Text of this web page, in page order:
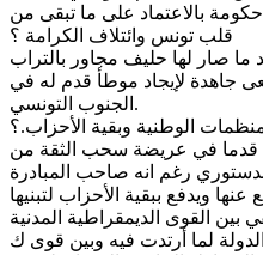
بالاعتماد على ما تبقى من
قلب تونس وائتلاف الكرامة ؟
صار لها حليف مجاور بالتراب
جاهدة لإيجاد موطأ قدم له في
الجنوب التونسي.
الوطنية وبقية الأحزاب.؟
في عريضة سحب الثقة من
رغم انه صاحب المبادرة
القوى الديمقراطية المدنية
لما أرتدت فيه وبين قوى ك